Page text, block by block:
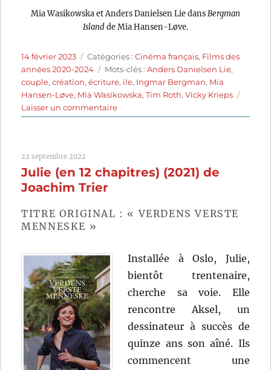
Mia Wasikowska et Anders Danielsen Lie dans Bergman
Islandde Mia Hansen-Løve.
Publié
le
14 février 2023 Catégories
Catégories :Cinéma français, Films des
années 2020-2024
Étiquettes
Mots-clés :Anders Danielsen Lie,
couple,création,écriture, ile, Ingmar Bergman, Mia
Hansen-Løve, Mia Wasikowska,Tim Roth,Vicky Krieps
Laisser un commentairesur
Bergman
Mia
22 septembre 2022
Julie (en 12 chapitres) (2021) de
Joachim Trier
TITRE ORIGINAL : « VERDENS VERSTE
MENNESKE »
Installée à Oslo, Julie,
bientôt trentenaire,
cherche sa voie. Elle
rencontre Aksel, un
dessinateur à succès de
quinze ans son aîné. Ils
commencent une